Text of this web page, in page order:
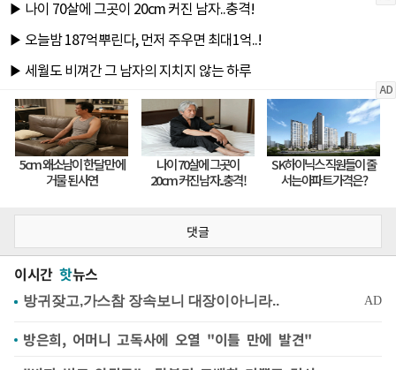
댓글
이시간 핫뉴스
방은희, 어머니 고독사에 오열 "이틀 만에 발견"